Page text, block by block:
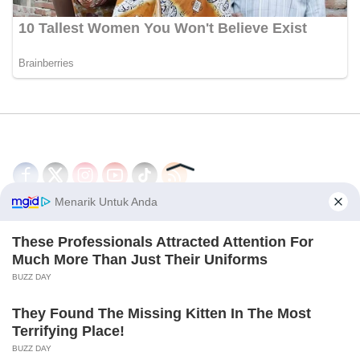
Disclaimer Redaksi
Tentang Kami
PEDOMAN MEDIA SIBER
© 2026 - CakrawalaNews.co